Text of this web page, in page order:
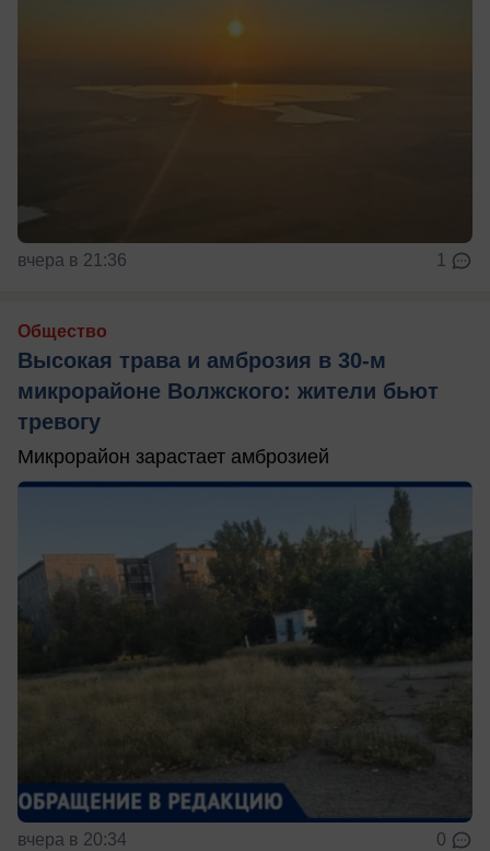
вчера в 21:36 1
Общество
Высокая трава и амброзия в 30‑м
микрорайоне Волжского: жители бьют
тревогу
Микрорайон зарастает амброзией
вчера в 20:34 0